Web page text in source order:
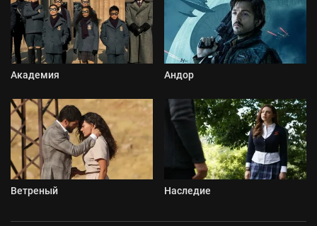
Академия Андор
Ветреный Наследие